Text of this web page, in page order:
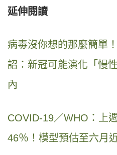
延伸閱讀
病毒沒你想的那麼簡單
詔：新冠可能演化「慢
內
COVID-19／WHO：上
46％！模型預估至六月